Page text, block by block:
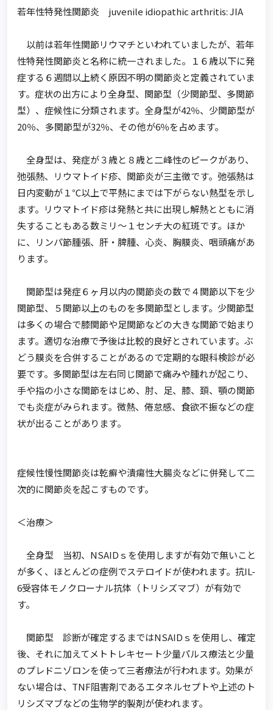
若年性特発性関節炎 juvenile idiopathic arthritis: JIA
以前は若年性関節リウマチといわれていましたが、若年
性特発性関節炎と名称に統一されました。１６歳以下に発
症する６週間以上続く原因不明の関節炎と定義されていま
す。症状の出方により全身型、関節型（少関節型、多関節
型）、症候性に分類されます。全身型が42％、少関節型が
20％、多関節型が32％、その他が6％を占めます。
全身型は、発症が３歳と８歳と二峰性のピークがあり、
弛張熱、リウマトイド疹、関節炎が三主徴です。弛張熱は
日内変動が１℃以上で平熱にまでは下がらない熱型を示し
ます。リウマトイド疹は発熱と共に出現し解熱とともに消
失することもある数ミリ～１センチ大の紅斑です。ほか
に、リンパ節腫張、肝・脾腫、心炎、胸膜炎、咽頭痛があ
ります。
関節型は発症６ヶ月以内の関節炎の数で４関節以下を少
関節型、５関節以上のものを多関節型とします。少関節型
は多くの場合で膝関節や足関節などの大きな関節で始まり
ます。適切な治療で予後は比較的良好とされています。ぶ
どう膜炎を合併することがあるので定期的な眼科検診が必
要です。多関節型は左右同じ関節で痛みや腫れが起こり、
手や指の小さな関節をはじめ、肘、足、膝、頚、顎の関節
でも炎症がみられます。微熱、倦怠感、食欲不振などの症
状が出ることがあります。
症候性慢性関節炎は乾癬や潰瘍性大腸炎などに併発して二
次的に関節炎を起こすものです。
＜治療＞
全身型 当初、NSAIDｓを使用しますが有効で無いこと
が多く、ほとんどの症例でステロイドが使われます。抗IL-
6受容体モノクローナル抗体（トリシズマブ）が有効で
す。
関節型 診断が確定するまではNSAIDｓを使用し、確定
後、それに加えてメトトレキセート少量パルス療法と少量
のプレドニゾロンを使って三者療法が行われます。効果が
ない場合は、TNF阻害剤であるエタネルセプトや上述のト
リシズマブなどの生物学的製剤が使われます。